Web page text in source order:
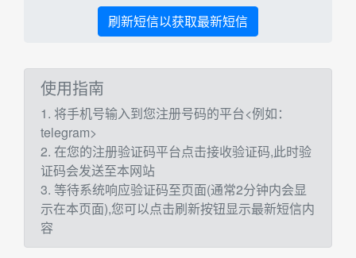
刷新短信以获取最新短信
使用指南
1. 将手机号输入到您注册号码的平台<例如：
telegram>
2. 在您的注册验证码平台点击接收验证码,此时验
证码会发送至本网站
3. 等待系统响应验证码至页面(通常2分钟内会显
示在本页面),您可以点击刷新按钮显示最新短信内
容